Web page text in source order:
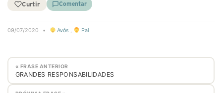
Curtir Comentar
09/07/2020 • Avós , Pai
« FRASE ANTERIOR
GRANDES RESPONSABILIDADES